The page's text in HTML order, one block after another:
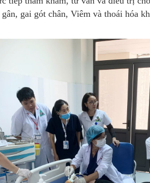
gai gót chân, Viêm và thoái hóa